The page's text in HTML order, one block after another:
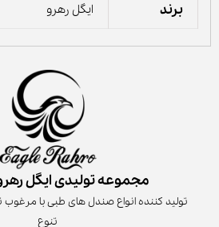
برند ایگل رهرو
مجموعه تولیدی ایگل
تولید کننده انواع صندل های طبی با مرغوب
تنوع